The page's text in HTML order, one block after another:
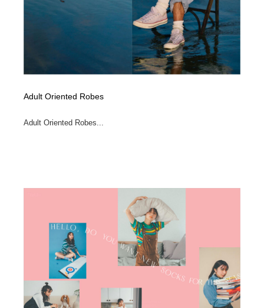
Adult Oriented Robes
Adult Oriented Robes...